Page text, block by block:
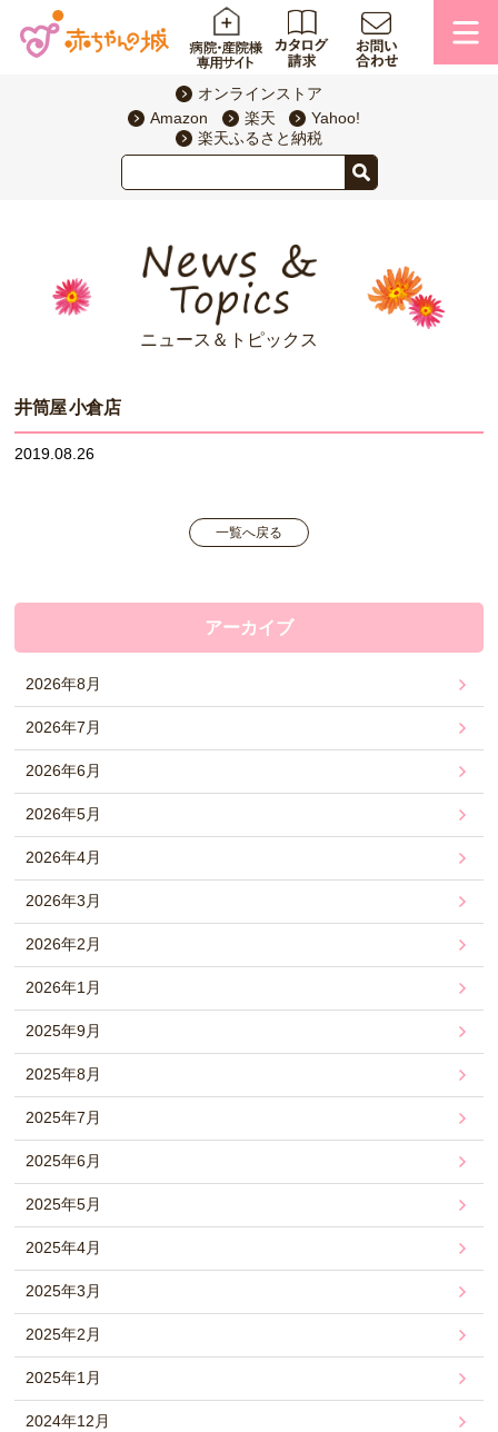
オンラインストア
Amazon
楽天
Yahoo!
楽天ふるさと納税
ニュース＆トピックス
井筒屋 小倉店
2019.08.26
一覧へ戻る
アーカイブ
2026年8月
2026年7月
2026年6月
2026年5月
2026年4月
2026年3月
2026年2月
2026年1月
2025年9月
2025年8月
2025年7月
2025年6月
2025年5月
2025年4月
2025年3月
2025年2月
2025年1月
2024年12月